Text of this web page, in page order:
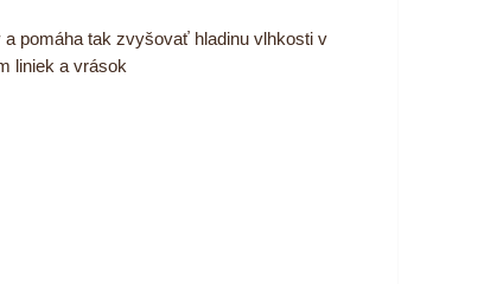
pomáha tak zvyšovať hladinu vlhkosti v
liniek a vrások